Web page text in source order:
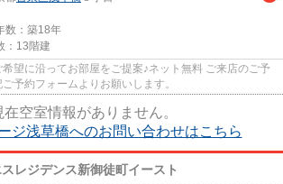
数：築18年
：13階建
望に沿ってお部屋をご提案♪ネット無料 ご来店のご予
予約フォームよりお願いします。
在空室情報がありません。
ジ浅草橋へのお問い合わせはこちら
スレジデンス新御徒町イースト